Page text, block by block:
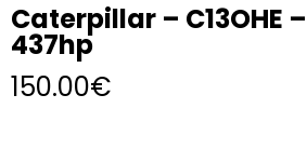
Caterpillar – C13OHE –
437hp
150.00€